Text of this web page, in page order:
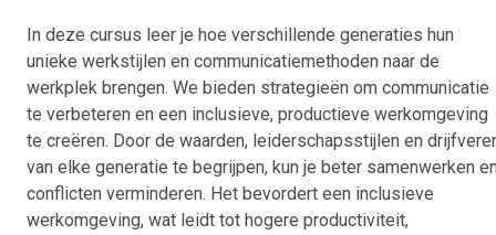
In deze cursus leer je hoe verschillende generaties hun
unieke werkstijlen en communicatiemethoden naar de
werkplek brengen. We bieden strategieën om communicatie
te verbeteren en een inclusieve, productieve werkomgeving
te creëren. Door de waarden, leiderschapsstijlen en
van elke generatie te begrijpen, kun je beter samenwerken
conflicten verminderen. Het bevordert een inclusieve
werkomgeving, wat leidt tot hogere productiviteit,